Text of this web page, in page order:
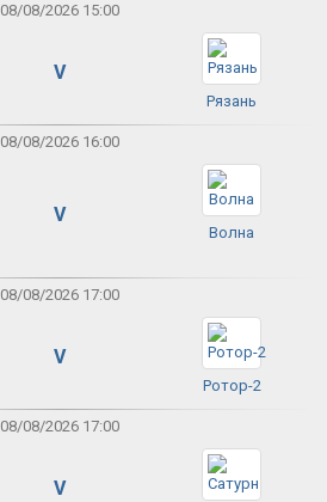
08/08/2026 15:00
V
Рязань
08/08/2026 16:00
V
Волна
08/08/2026 17:00
V
Ротор-2
08/08/2026 17:00
V